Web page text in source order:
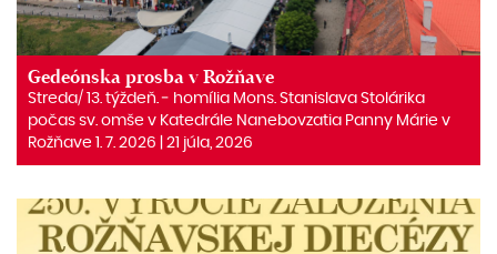
Gedeónska prosba v Rožňave
Streda/ 13. týždeň. ‒ homília Mons. Stanislava Stolárika
počas sv. omše v Katedrále Nanebovzatia Panny Márie v
Rožňave 1. 7. 2026 | 21 júla, 2026